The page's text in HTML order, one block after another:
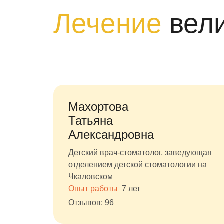
Лечение
Махортова
Татьяна
Александровна
Детский врач-стоматолог, заведующая
отделением детской стоматологии на
Чкаловском
Опыт работы 7 лет
Отзывов: 96